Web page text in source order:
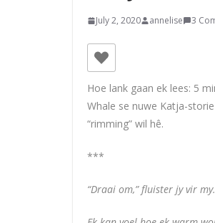
July 2, 2020 annelise 3
Hoe lank gaan ek lees: 5
Whale se nuwe Katja-
“rimming” wil hê.
***
“Draai om,” fluister jy vir